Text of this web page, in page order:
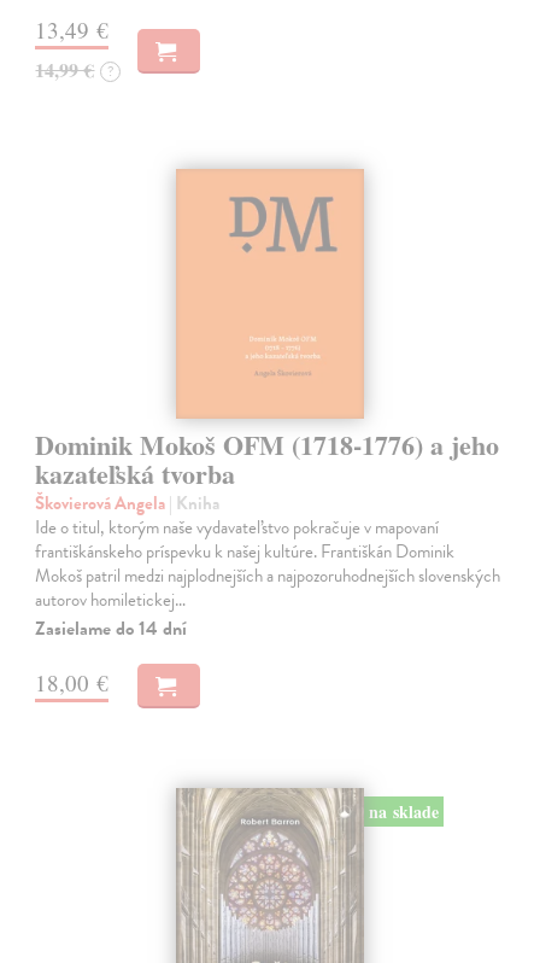
13,49 €
14,99 € ?
Dominik Mokoš OFM (1718-1776) a jeho
kazateľská tvorba
Škovierová Angela| Kniha
Ide o titul, ktorým naše vydavateľstvo pokračuje v mapovaní
františkánskeho príspevku k našej kultúre. Františkán Dominik
Mokoš patril medzi najplodnejších a najpozoruhodnejších slovenských
autorov homiletickej…
Zasielame do 14 dní
18,00 €
na sklade